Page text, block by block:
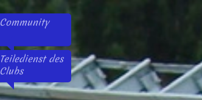
Community
Teiledienst des
Clubs